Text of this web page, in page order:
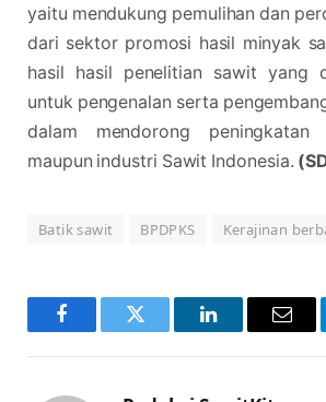
yaitu mendukung pemulihan dan
dari sektor promosi hasil minyak
hasil hasil penelitian sawit yang
untuk pengenalan serta
dalam mendorong peningkatan
maupun industri Sawit Indonesia.
Batik sawit BPDPKS Kerajinan
FacebookTwitter LinkedInEmail